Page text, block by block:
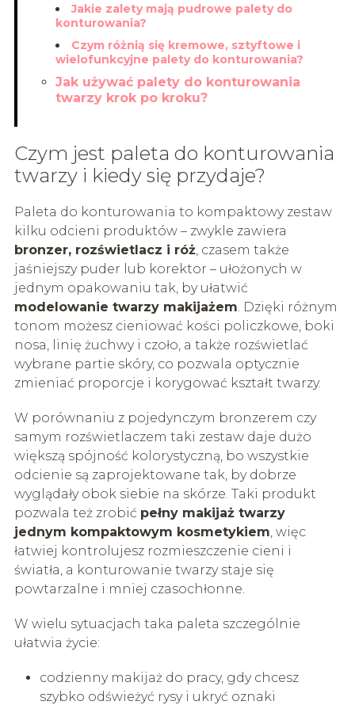
Jakie zalety mają pudrowe palety do
konturowania?
Czym różnią się kremowe, sztyftowe i
wielofunkcyjne palety do konturowania?
Jak używać palety do konturowania
twarzy krok po kroku?
Czym jest paleta do konturowania
twarzy i kiedy się przydaje?
Paleta do konturowania to kompaktowy zestaw
kilku odcieni produktów – zwykle zawiera
bronzer, rozświetlacz i róż, czasem także
jaśniejszy puder lub korektor – ułożonych w
jednym opakowaniu tak, by ułatwić
modelowanie twarzy makijażem . Dzięki różnym
tonom możesz cieniować kości policzkowe, boki
nosa, linię żuchwy i czoło, a także rozświetlać
wybrane partie skóry, co pozwala optycznie
zmieniać proporcje i korygować kształt twarzy.
W porównaniu z pojedynczym bronzerem czy
samym rozświetlaczem taki zestaw daje dużo
większą spójność kolorystyczną, bo wszystkie
odcienie są zaprojektowane tak, by dobrze
wyglądały obok siebie na skórze. Taki produkt
pozwala też zrobić pełny makijaż twarzy
jednym kompaktowym kosmetykiem , więc
łatwiej kontrolujesz rozmieszczenie cieni i
światła, a konturowanie twarzy staje się
powtarzalne i mniej czasochłonne.
W wielu sytuacjach taka paleta szczególnie
ułatwia życie:
codzienny makijaż do pracy, gdy chcesz
szybko odświeżyć rysy i ukryć oznaki